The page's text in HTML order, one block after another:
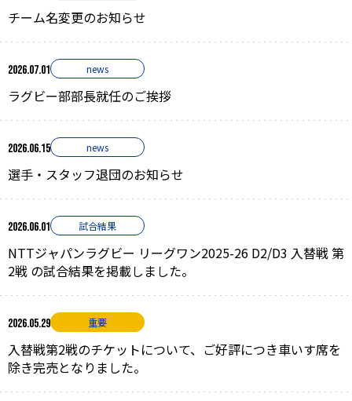
チーム名変更のお知らせ
ラグビー部部長就任のご挨拶
2026.07.01 news
選手・スタッフ退団のお知らせ
2026.06.15 news
NTTジャパンラグビー リーグワン2025-26 D2/D3 入替戦 第
2戦 の試合結果を掲載しました。
2026.06.01 試合結果
入替戦第2戦のチケットについて、ご好評につき車いす席を
除き完売となりました。
2026.05.29 重要